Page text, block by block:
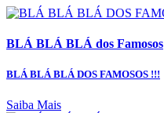
BLÁ BLÁ BLÁ dos Famosos
BLÁ BLÁ BLÁ DOS FAMOSOS !!!
Saiba Mais